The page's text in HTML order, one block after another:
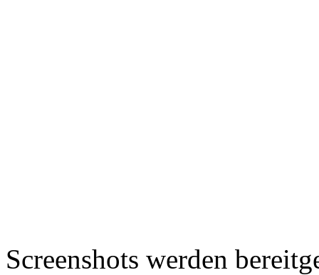
Screenshots werden